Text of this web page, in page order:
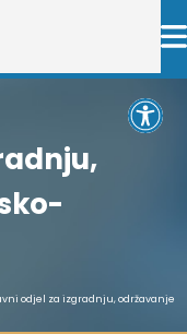
odjel za izgradnju, održavanje